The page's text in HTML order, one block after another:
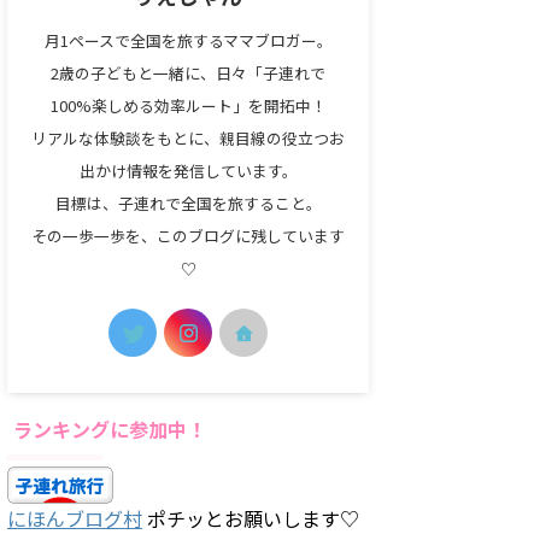
月1ペースで全国を旅するママブロガー。
2歳の子どもと一緒に、日々「子連れで
100%楽しめる効率ルート」を開拓中！
リアルな体験談をもとに、親目線の役立つお
出かけ情報を発信しています。
目標は、子連れで全国を旅すること。
その一歩一歩を、このブログに残しています
♡
ランキングに参加中！
にほんブログ村 ポチッとお願いします♡